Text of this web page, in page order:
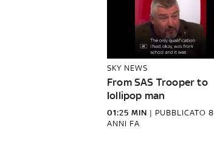
SKY NEWS
From SAS Trooper to
lollipop man
01:25 MIN | PUBBLICATO 8
ANNI FA